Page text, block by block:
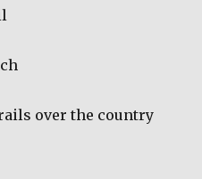
over the country